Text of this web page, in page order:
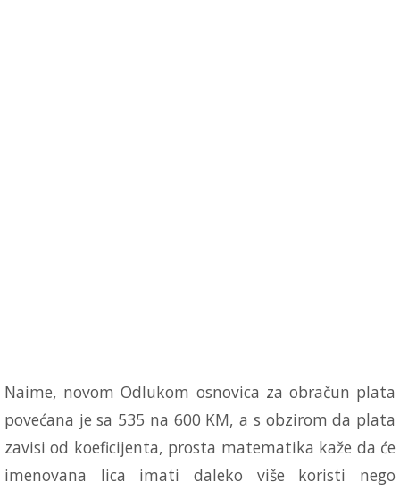
Naime, novom Odlukom osnovica za obračun plata
povećana je sa 535 na 600 KM, a s obzirom da plata
zavisi od koeficijenta, prosta matematika kaže da će
imenovana lica imati daleko više koristi nego